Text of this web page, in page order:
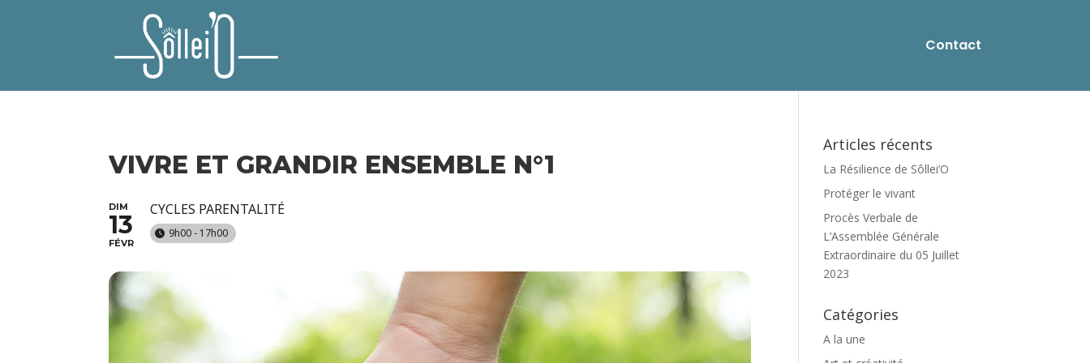
Contact
VIVRE ET GRANDIR ENSEMBLE N°1
DIM
13
FÉVR
CYCLES PARENTALITÉ
9h00 - 17h00
Articles récents
La Résilience de Sôllei’O
Protéger le vivant
Procès Verbale de
L’Assemblée Générale
Extraordinaire du 05 Juillet
2023
Catégories
A la une